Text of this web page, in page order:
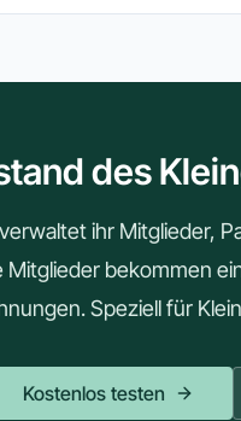
des
ihr Mitglieder,
Mitglieder bekommen
Speziell für
Kostenlos testen